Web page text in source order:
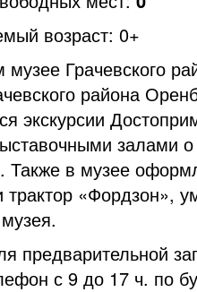
возраст: 0+
Грачевского
района
экскурсии
залами о
Также в музее
трактор «Фордзон»,
предварительной
с 9 до 17 ч. по